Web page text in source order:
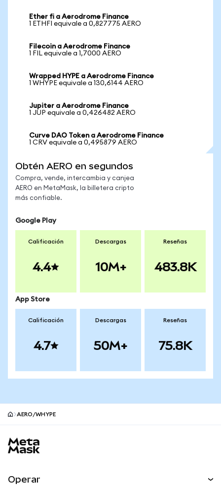
Ether fi a Aerodrome Finance
1 ETHFI equivale a 0,827775 AERO
Filecoin a Aerodrome Finance
1 FIL equivale a 1,7000 AERO
Wrapped HYPE a Aerodrome Finance
1 WHYPE equivale a 130,6144 AERO
Jupiter a Aerodrome Finance
1 JUP equivale a 0,426482 AERO
Curve DAO Token a Aerodrome Finance
1 CRV equivale a 0,495879 AERO
Obtén AERO en segundos
Compra, vende, intercambia y canjea
AERO en MetaMask, la billetera cripto
más confiable.
Google Play
Calificación
4.4
Descargas
10M+
Reseñas
483.8K
App Store
Calificación
4.7
Descargas
50M+
Reseñas
75.8K
AERO/WHYPE
Operar